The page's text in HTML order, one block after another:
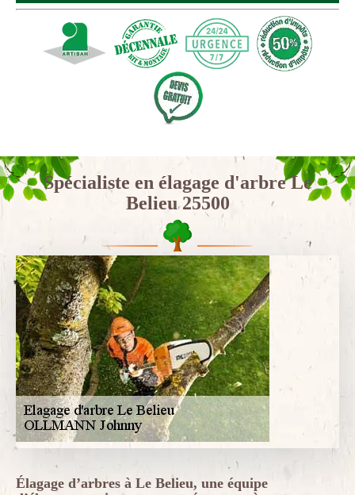
Spécialiste en élagage d'arbre Le
Belieu 25500
Élagage d’arbres à Le Belieu, une équipe